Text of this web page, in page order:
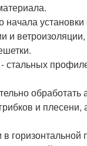
и
стальных
обработать
и
горизонтальной